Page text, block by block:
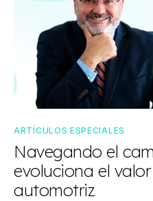
ARTÍCULOS ESPECIALES
Navegando el
evoluciona el
automotriz